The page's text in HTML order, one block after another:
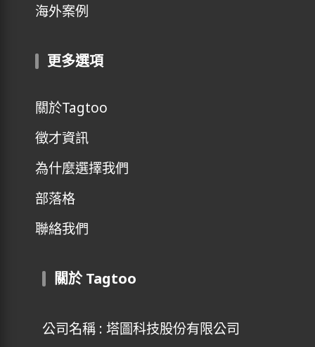
海外案例
更多選項
關於Tagtoo
徵才資訊
為什麼選擇我們
部落格
聯絡我們
關於 Tagtoo
公司名稱 : 塔圖科技股份有限公司